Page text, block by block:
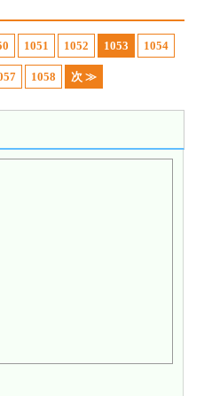
1051 1052 1053 1054
1058 次 ≫